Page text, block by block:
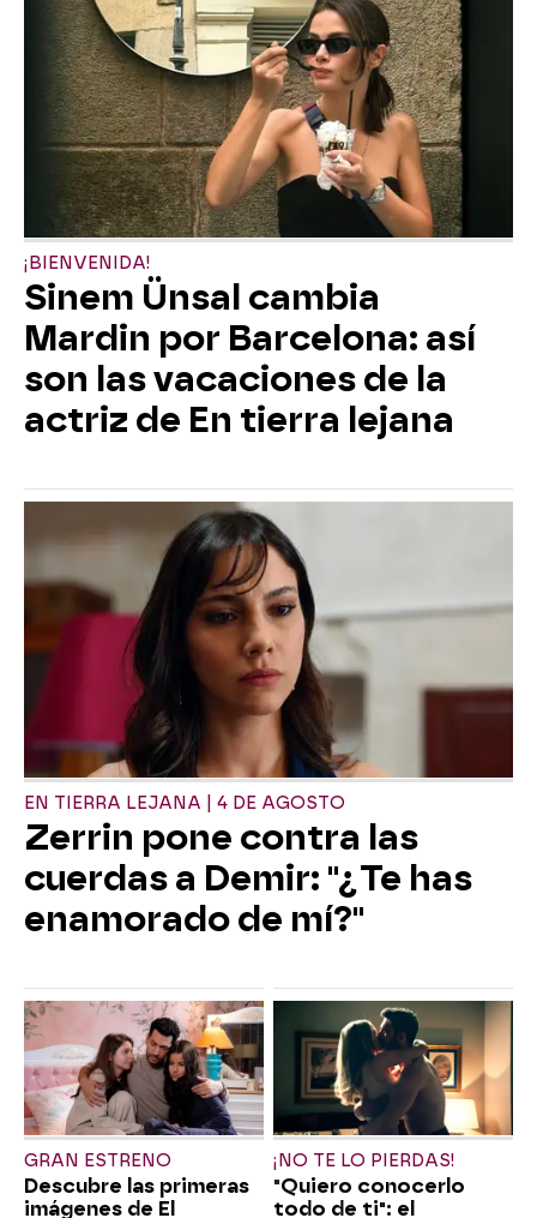
¡BIENVENIDA!
Sinem Ünsal cambia
Mardin por Barcelona: así
son las vacaciones de la
actriz de En tierra lejana
EN TIERRA LEJANA | 4 DE AGOSTO
Zerrin pone contra las
cuerdas a Demir: "¿Te has
enamorado de mí?"
GRAN ESTRENO
Descubre las primeras
imágenes de El
¡NO TE LO PIERDAS!
"Quiero conocerlo
todo de ti": el